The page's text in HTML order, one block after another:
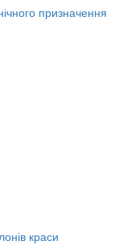
призначення
краси